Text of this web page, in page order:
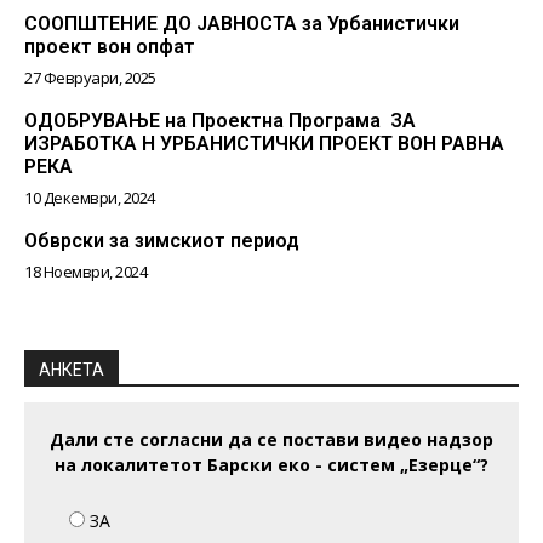
СООПШТЕНИЕ ДО ЈАВНОСТА за Урбанистички
проект вон опфат
27 Февруари, 2025
ОДОБРУВАЊЕ на Проектна Програма ЗА
ИЗРАБОТКА Н УРБАНИСТИЧКИ ПРОЕКТ ВОН РАВНА
РЕКА
10 Декември, 2024
Обврски за зимскиот период
18 Ноември, 2024
АНКЕТА
Дали сте согласни да се постави видео надзор
на локалитетот Барски еко - систем „Езерце“?
ЗА